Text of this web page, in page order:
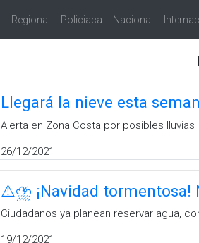
Regional Policiaca Nacional
Llegará la nieve esta
Alerta en Zona Costa por posibles lluvias
26/12/2021
⚠️⛈️ ¡Navidad tormentosa!
Ciudadanos ya planean reservar agua,
19/12/2021